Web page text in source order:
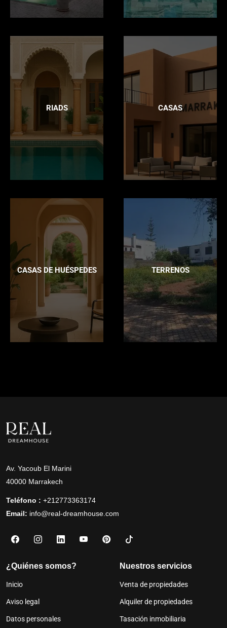
RIADS CASAS
CASAS DE HUÉSPEDES TERRENOS
Av. Yacoub El Marini
40000 Marrakech
Teléfono : +212773363174
Email: info@real-dreamhouse.com
¿Quiénes somos?
Inicio
Aviso legal
Datos personales
Nuestros servicios
Venta de propiedades
Alquiler de propiedades
Tasación inmobiliaria